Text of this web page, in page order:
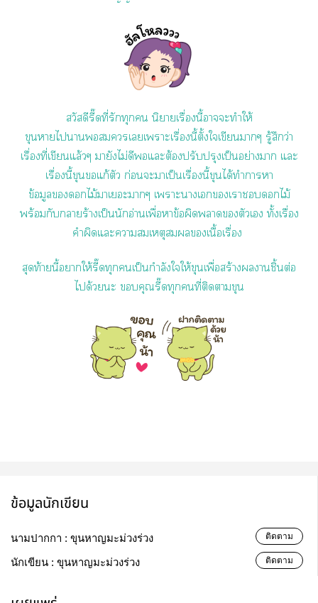
สวัสดีรี๊ดที่รักทุก นิยายเรื่องนี้าะทำให้
ขุนาไาเเาะเรื่องนี้ตั้งใเขียนาๆ รู้สึกว่า
เรื่องที่เขียนแล้วๆ มายังไม่ดีแะต้องปรับปรุงเป็นอย่างา แะ
เรื่องนี้ขุนแก้ตัว ก่อนะาเป็นเรื่องนี้ขุนได้ทำาา
ข้อมูลไม้าเะาๆ เาะาเเาไม้
พร้อมกับาร้างเป็นนักอ่านเพื่อาข้อผิดาตัวเ ทั้งเรื่อง
คำผิดแะาสมเหตุสมผลเนื้อเรื่อง
สุดท้ายนี้าให้รี๊ดทุกเป็นกำลังใให้ขุนเพื่อสร้างานชิ้นต่อ
ได้วยะ คุณรี๊ดทุกคนที่ติดาขุน
ข้อมูลนักเขียน
นามปากกา : ขุนหาญมะม่วงร่วง ติดตาม
นักเขียน : ขุนหาญมะม่วงร่วง ติดตาม